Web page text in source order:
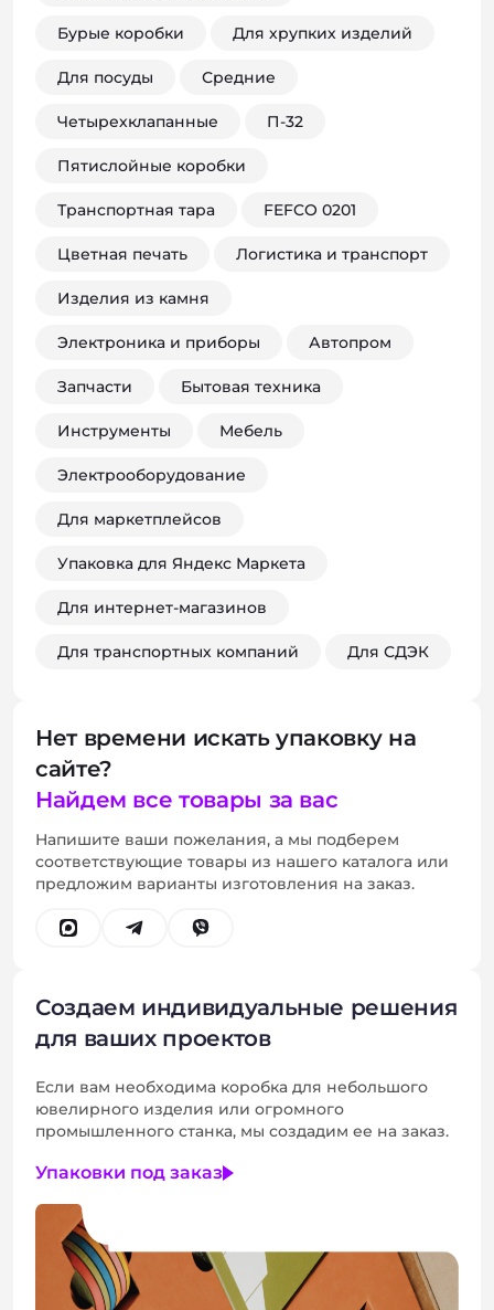
Бурые коробки Для хрупких изделий
Для посуды Средние
Четырехклапанные П-32
Пятислойные коробки
Транспортная тара FEFCO 0201
Цветная печать Логистика и транспорт
Изделия из камня
Электроника и приборы Автопром
Запчасти Бытовая техника
Инструменты Мебель
Электрооборудование
Для маркетплейсов
Упаковка для Яндекс Маркета
Для интернет-магазинов
Для транспортных компаний Для СДЭК
Нет времени искать упаковку на
сайте?
Найдем все товары за вас
Напишите ваши пожелания, а мы подберем
соответствующие товары из нашего каталога или
предложим варианты изготовления на заказ.
Создаем индивидуальные решения
для ваших проектов
Если вам необходима коробка для небольшого
ювелирного изделия или огромного
промышленного станка, мы создадим ее на заказ.
Упаковки под заказ